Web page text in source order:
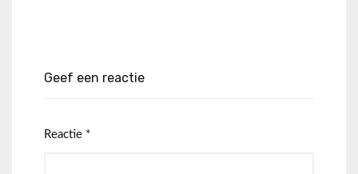
Geef een reactie
Reactie *